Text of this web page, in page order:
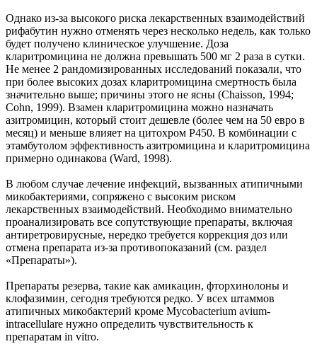
Однако из-за высокого риска лекарственных взаимодействий
рифабутин нужно отменять через несколько недель, как только
будет получено клиническое улучшение. Доза
кларитромицина не должна превышать 500 мг 2 раза в сутки.
Не менее 2 рандомизированных исследований показали, что
при более высоких дозах кларитромицина смертность была
значительно выше; причины этого не ясны (Chaisson, 1994;
Cohn, 1999). Взамен кларитромицина можно назначать
азитромицин, который стоит дешевле (более чем на 50 евро в
месяц) и меньше влияет на цитохром P450. В комбинации с
этамбутолом эффективность азитромицина и кларитромицина
примерно одинакова (Ward, 1998).
В любом случае лечение инфекций, вызванных атипичными
микобактериями, сопряжено с высоким риском
лекарственных взаимодействий. Необходимо внимательно
проанализировать все сопутствующие препараты, включая
антиретровирусные, нередко требуется коррекция доз или
отмена препарата из-за противопоказаний (см. раздел
«Препараты»).
Препараты резерва, такие как амикацин, фторхинолоны и
клофазимин, сегодня требуются редко. У всех штаммов
атипичных микобактерий кроме Mycobacterium avium-
intracellulare нужно определить чувствительность к
препаратам in vitro.